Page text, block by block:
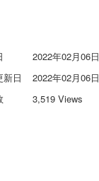
2022年02月06日
新日
2022年02月06日
3,519 Views